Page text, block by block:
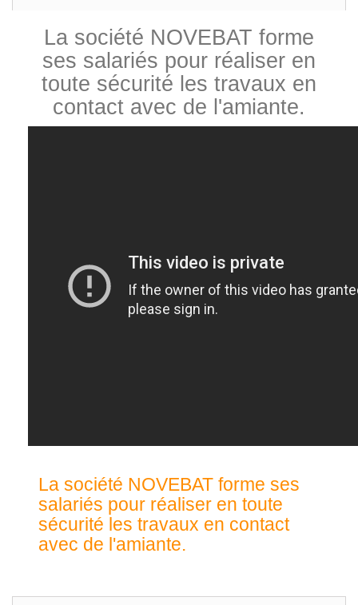
La société NOVEBAT forme
ses salariés pour réaliser en
toute sécurité les travaux en
contact avec de l'amiante.
La société NOVEBAT forme ses
salariés pour réaliser en toute
sécurité les travaux en contact
avec de l'amiante.